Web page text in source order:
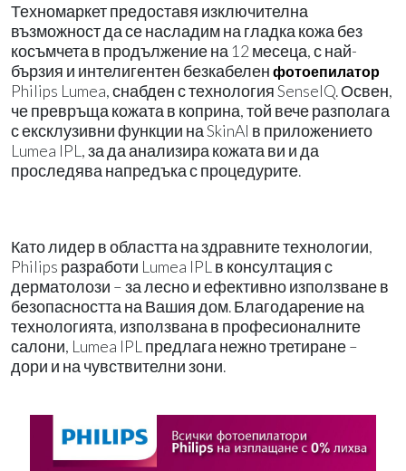
Техномаркет предоставя изключителна
възможност да се насладим на гладка кожа без
косъмчета в продължение на 12 месеца, с най-
бързия и интелигентен безкабелен фотоепилатор
Philips Lumea, снабден с технология SenseIQ. Освен,
че превръща кожата в коприна, той вече разполага
с ексклузивни функции на SkinAI в приложението
Lumea IPL, за да анализира кожата ви и да
проследява напредъка с процедурите.
Като лидер в областта на здравните технологии,
Philips разработи Lumea IPL в консултация с
дерматолози – за лесно и ефективно използване в
безопасността на Вашия дом. Благодарение на
технологията, използвана в професионалните
салони, Lumea IPL предлага нежно третиране –
дори и на чувствителни зони.